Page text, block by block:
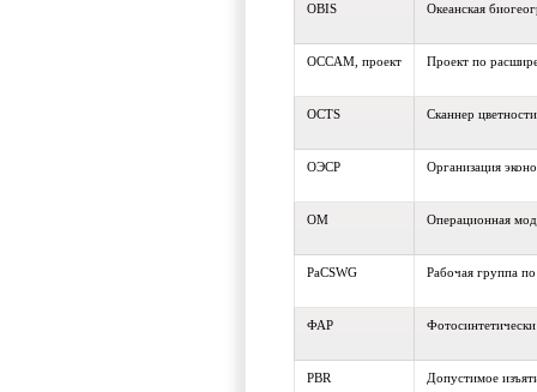
OBIS Океанская
OCCAM, проект Проект по
OCTS Сканнер
ОЭСР Организация
OM Операционная
PaCSWG Рабочая группа
ФАР
PBR Допустимое